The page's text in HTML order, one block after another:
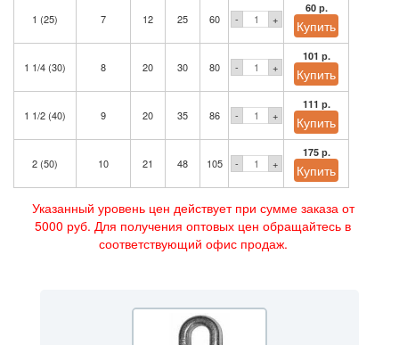
1 (25) 7 12 25 60 - +
60 р.
1 1/4 (30) 8 20 30 80 - +
101 р.
1 1/2 (40) 9 20 35 86 - +
111 р.
2 (50) 10 21 48 105 - +
175 р.
Указанный уровень цен действует при сумме заказа от
5000 руб. Для получения оптовых цен обращайтесь в
соответствующий офис продаж.